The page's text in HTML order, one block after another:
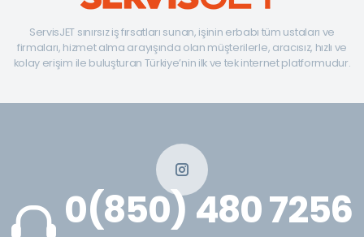
ServisJET sınırsız iş fırsatları sunan, işinin erbabı tüm ustaları ve
firmaları, hizmet alma arayışında olan müşterilerle, aracısız, hızlı ve
kolay erişim ile buluşturan Türkiye’nin ilk ve tek internet platformudur.
0(850) 480 7256